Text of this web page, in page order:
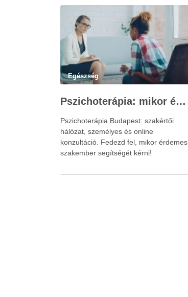
Egészség
Pszichoterápia: mikor érdemes szakember segítségét kérni?
Pszichoterápia Budapest: szakértői
hálózat, személyes és online
konzultáció. Fedezd fel, mikor érdemes
szakember segítségét kérni!